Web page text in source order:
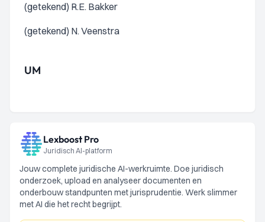
(getekend) R.E. Bakker
(getekend) N. Veenstra
UM
Lexboost Pro
Juridisch AI-platform
Jouw complete juridische AI-werkruimte. Doe juridisch
onderzoek, upload en analyseer documenten en
onderbouw standpunten met jurisprudentie. Werk slimmer
met AI die het recht begrijpt.